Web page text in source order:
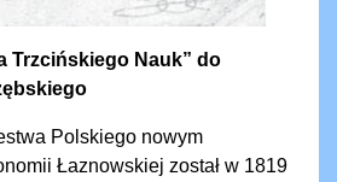
Trzcińskiego Nauk” do
Polskiego nowym
Łaznowskiej został w 1819